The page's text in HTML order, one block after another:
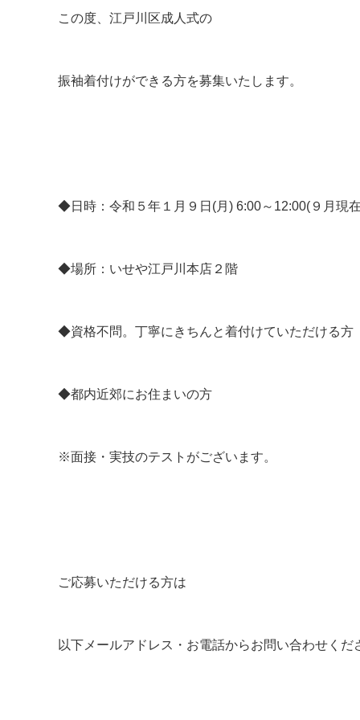
この度、江戸川区成人式の
振袖着付けができる方を募集いたします。
◆日時：令和５年１月９日(月) 6:00～12:00(９月現
◆場所：いせや江戸川本店２階
◆資格不問。丁寧にきちんと着付けていただける方
◆都内近郊にお住まいの方
※面接・実技のテストがございます。
ご応募いただける方は
以下メールアドレス・お電話からお問い合わせくだ